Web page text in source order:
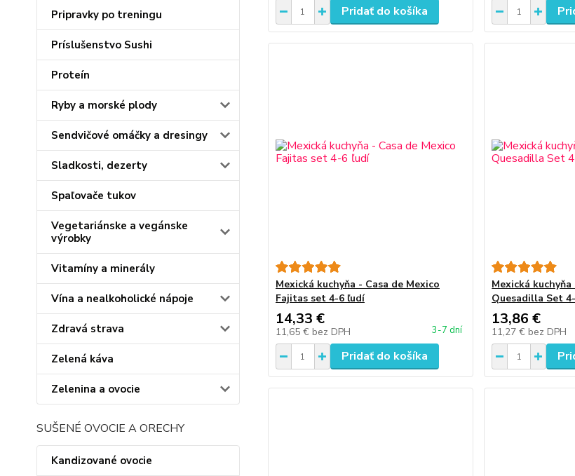
Pripravky po treningu
Príslušenstvo Sushi
Proteín
Ryby a morské plody
Sendvičové omáčky a dresingy
Sladkosti, dezerty
Spaľovače tukov
Vegetariánske a vegánske
výrobky
Vitamíny a minerály
Vína a nealkoholické nápoje
Zdravá strava
Zelená káva
Zelenina a ovocie
SUŠENÉ OVOCIE A ORECHY
Kandizované ovocie
Pridať do košíka
Mexická kuchyňa - Casa de Mexico
Fajitas set 4-6 ľudí
14,33 €
11,65 € bez DPH 3-7 dní
Pridať do košíka
Mexická
Quesadilla Set
13,86 €
11,27 € bez DPH